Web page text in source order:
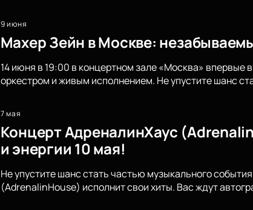
9 июня
Махер Зейн в Москве:
14 июня в 19:00 в концертном зале «Москва»
оркестром и живым исполнением. Не упустите шанс
7 мая
Концерт АдреналинХаус
и энергии 10 мая!
Не упустите шанс стать частью музыкального
(AdrenalinHouse) исполнит свои хиты. Вас ждут